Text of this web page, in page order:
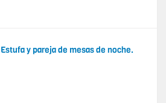
Estufa y pareja de mesas de noche.